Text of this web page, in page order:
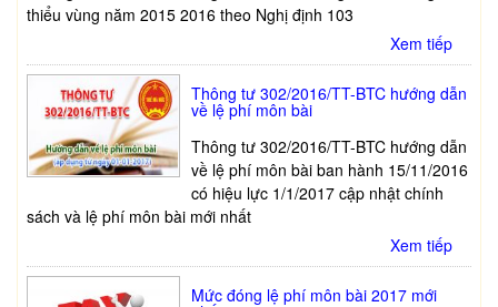
thiểu vùng năm 2015 2016 theo Nghị định 103
Xem tiếp
Thông tư 302/2016/TT-BTC hướng dẫn
về lệ phí môn bài
Thông tư 302/2016/TT-BTC hướng dẫn
về lệ phí môn bài ban hành 15/11/2016
có hiệu lực 1/1/2017 cập nhật chính
sách và lệ phí môn bài mới nhất
Xem tiếp
Mức đóng lệ phí môn bài 2017 mới